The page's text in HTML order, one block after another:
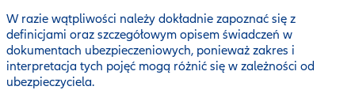
W razie wątpliwości należy dokładnie zapoznać się z
definicjami oraz szczegółowym opisem świadczeń w
dokumentach ubezpieczeniowych, ponieważ zakres i
interpretacja tych pojęć mogą różnić się w zależności od
ubezpieczyciela.